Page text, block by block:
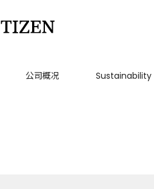
公司概况 Sustainability